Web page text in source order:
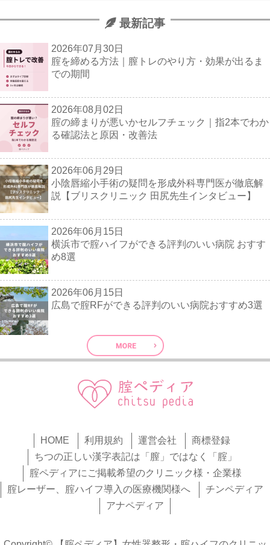
最新記事
2026年07月30日
腟を締める方法｜膣トレのやり方・効果が出るま
での期間
2026年08月02日
腟の締まりが悪いかセルフチェック｜指2本でわか
る確認法と原因・改善法
2026年06月29日
小陰唇縮小手術の疑問を形成外科専門医が徹底解
説【ブリスクリニック 田尻先生インタビュー】
2026年06月15日
横浜市で腟ハイフができる評判のいい病院 おすす
め8選
2026年06月15日
広島で腟RFができる評判のいい病院おすすめ3選
HOME 利用規約 運営会社
商標登録
ちつの正しい漢字表記は「膣」ではなく「腟」
腟ペディアにご掲載希望のクリニック様・企業様
腟レーザー、腟ハイフ導入の医療機関様へ
チンペディア
アナペディア